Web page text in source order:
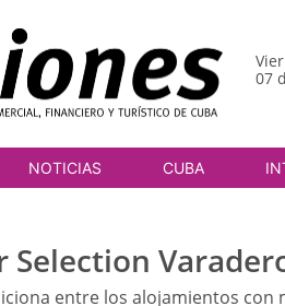
07
NOTICIAS CUBA
Selection
entre los alojamientos